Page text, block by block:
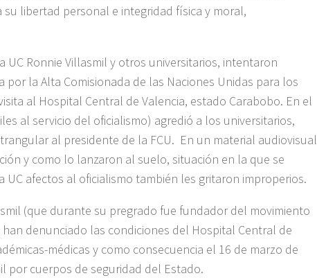
libertad personal e integridad física y moral,
Ronnie Villasmil y otros universitarios, intentaron
la Alta Comisionada de las Naciones Unidas para los
al Hospital Central de Valencia, estado Carabobo. En el
al servicio del oficialismo) agredió a los universitarios,
al presidente de la FCU. En un material audiovisual
y como lo lanzaron al suelo, situación en la que se
afectos al oficialismo también les gritaron improperios.
(que durante su pregrado fue fundador del movimiento
denunciado las condiciones del Hospital Central de
médicas y como consecuencia el 16 de marzo de
por cuerpos de seguridad del Estado.